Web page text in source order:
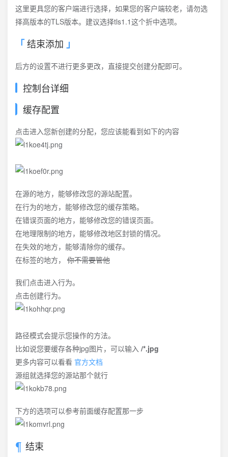
这里更具您的客户端进行选择，如果您的客户端较老，请勿选
择高版本的TLS版本。建议选择tls1.1这个折中选项。
结束添加
后方的设置不进行更多更改，直接提交创建分配即可。
控制台详细
缓存配置
点击进入您新创建的分配，您应该能看到如下的内容
在源的地方，能够修改您的源站配置。
在行为的地方，能够修改您的缓存策略。
在错误页面的地方，能够修改您的错误页面。
在地理限制的地方，能够修改地区封锁的情况。
在失效的地方，能够清除你的缓存。
在标签的地方， 你不需要管他
我们点击进入行为。
点击创建行为。
路径模式会提示您操作的方法。
比如说您要缓存各种jpg图片，可以输入 /*.jpg
更多内容可以看看 官方文档
源组就选择您的源站那个就行
下方的选项可以参考前面缓存配置那一步
结束